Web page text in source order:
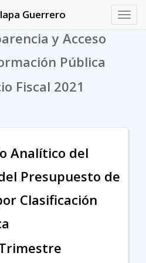
Guerrero
y Acceso
Pública
Fiscal 2021
Analítico del
Presupuesto de
Clasificación